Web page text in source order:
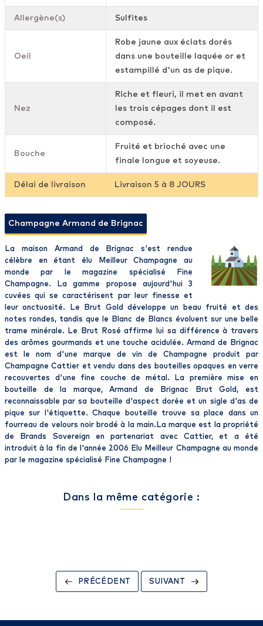
Allergène(s) Sulfites
Oeil
Robe jaune aux éclats dorés
dans une bouteille laquée or et
estampillé d'un as de pique.
Nez
Riche et fleuri, il met en avant
les trois cépages dont il est
composé.
Bouche
Fruité et brioché avec une
finale longue et soyeuse.
Délai de livraison Livraison 5 à 8 JOURS
Champagne Armand de Brignac
La maison Armand de Brignac s'est rendue
célèbre en étant élu Meilleur Champagne au
monde par le magazine spécialisé Fine
Champagne. La gamme propose aujourd'hui 3
cuvées qui se caractérisent par leur finesse et
leur onctuosité. Le Brut Gold développe un beau fruité et des
notes rondes, tandis que le Blanc de Blancs évoluent sur une belle
trame minérale. Le Brut Rosé affirme lui sa différence à travers
des arômes gourmands et une touche acidulée. Armand de Brignac
est le nom d'une marque de vin de Champagne produit par
Champagne Cattier et vendu dans des bouteilles opaques en verre
recouvertes d'une fine couche de métal. La première mise en
bouteille de la marque, Armand de Brignac Brut Gold, est
reconnaissable par sa bouteille d'aspect dorée et un sigle d'as de
pique sur l'étiquette. Chaque bouteille trouve sa place dans un
fourreau de velours noir brodé à la main.La marque est la propriété
de Brands Sovereign en partenariat avec Cattier, et a été
introduit à la fin de l'année 2006 Elu Meilleur Champagne au monde
par le magazine spécialisé Fine Champagne !
Dans la même catégorie :
PRÉCÉDENT SUIVANT